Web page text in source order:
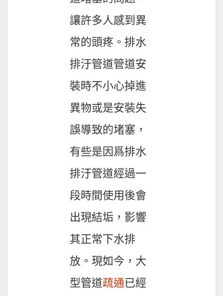
讓許多人感到異
常的頭疼。排水
排汙管道管道安
裝時不小心掉進
異物或是安裝失
誤導致的堵塞，
有些是因爲排水
排汙管道經過一
段時間使用後會
出現結垢，影響
其正常下水排
放。現如今，大
型管道疏通已經